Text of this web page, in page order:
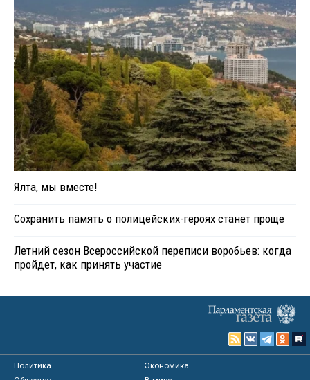
Ялта, мы вместе!
Сохранить память о полицейских-героях станет проще
Летний сезон Всероссийской переписи воробьев: когда
пройдет, как принять участие
Политика
Экономика